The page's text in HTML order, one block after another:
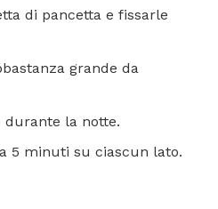
di pancetta e fissarle
grande da
durante la notte.
5 minuti su ciascun lato.